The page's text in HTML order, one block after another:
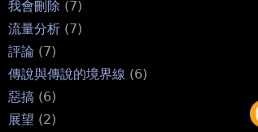
我會刪除 (7)
流量分析 (7)
評論 (7)
傳說與傳說的境界線 (6)
惡搞 (6)
展望 (2)